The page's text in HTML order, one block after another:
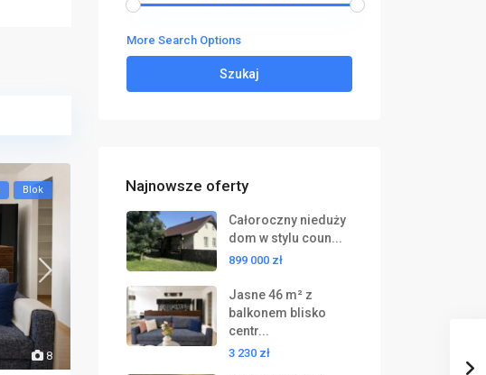
8
Blok
More Search Options
Szukaj
Najnowsze oferty
Całoroczny nieduży
dom w stylu coun...
899 000 zł
Jasne 46 m² z
balkonem blisko
centr...
3 230 zł